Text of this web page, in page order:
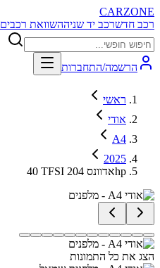
CARZONE
רכב חדשרכב יד שניההשוואת רכבים
הרשמה/התחברות
ראשי
אודי
A4
2025
40 TFSI אדוונס 204hp
הצג את כל התמונות